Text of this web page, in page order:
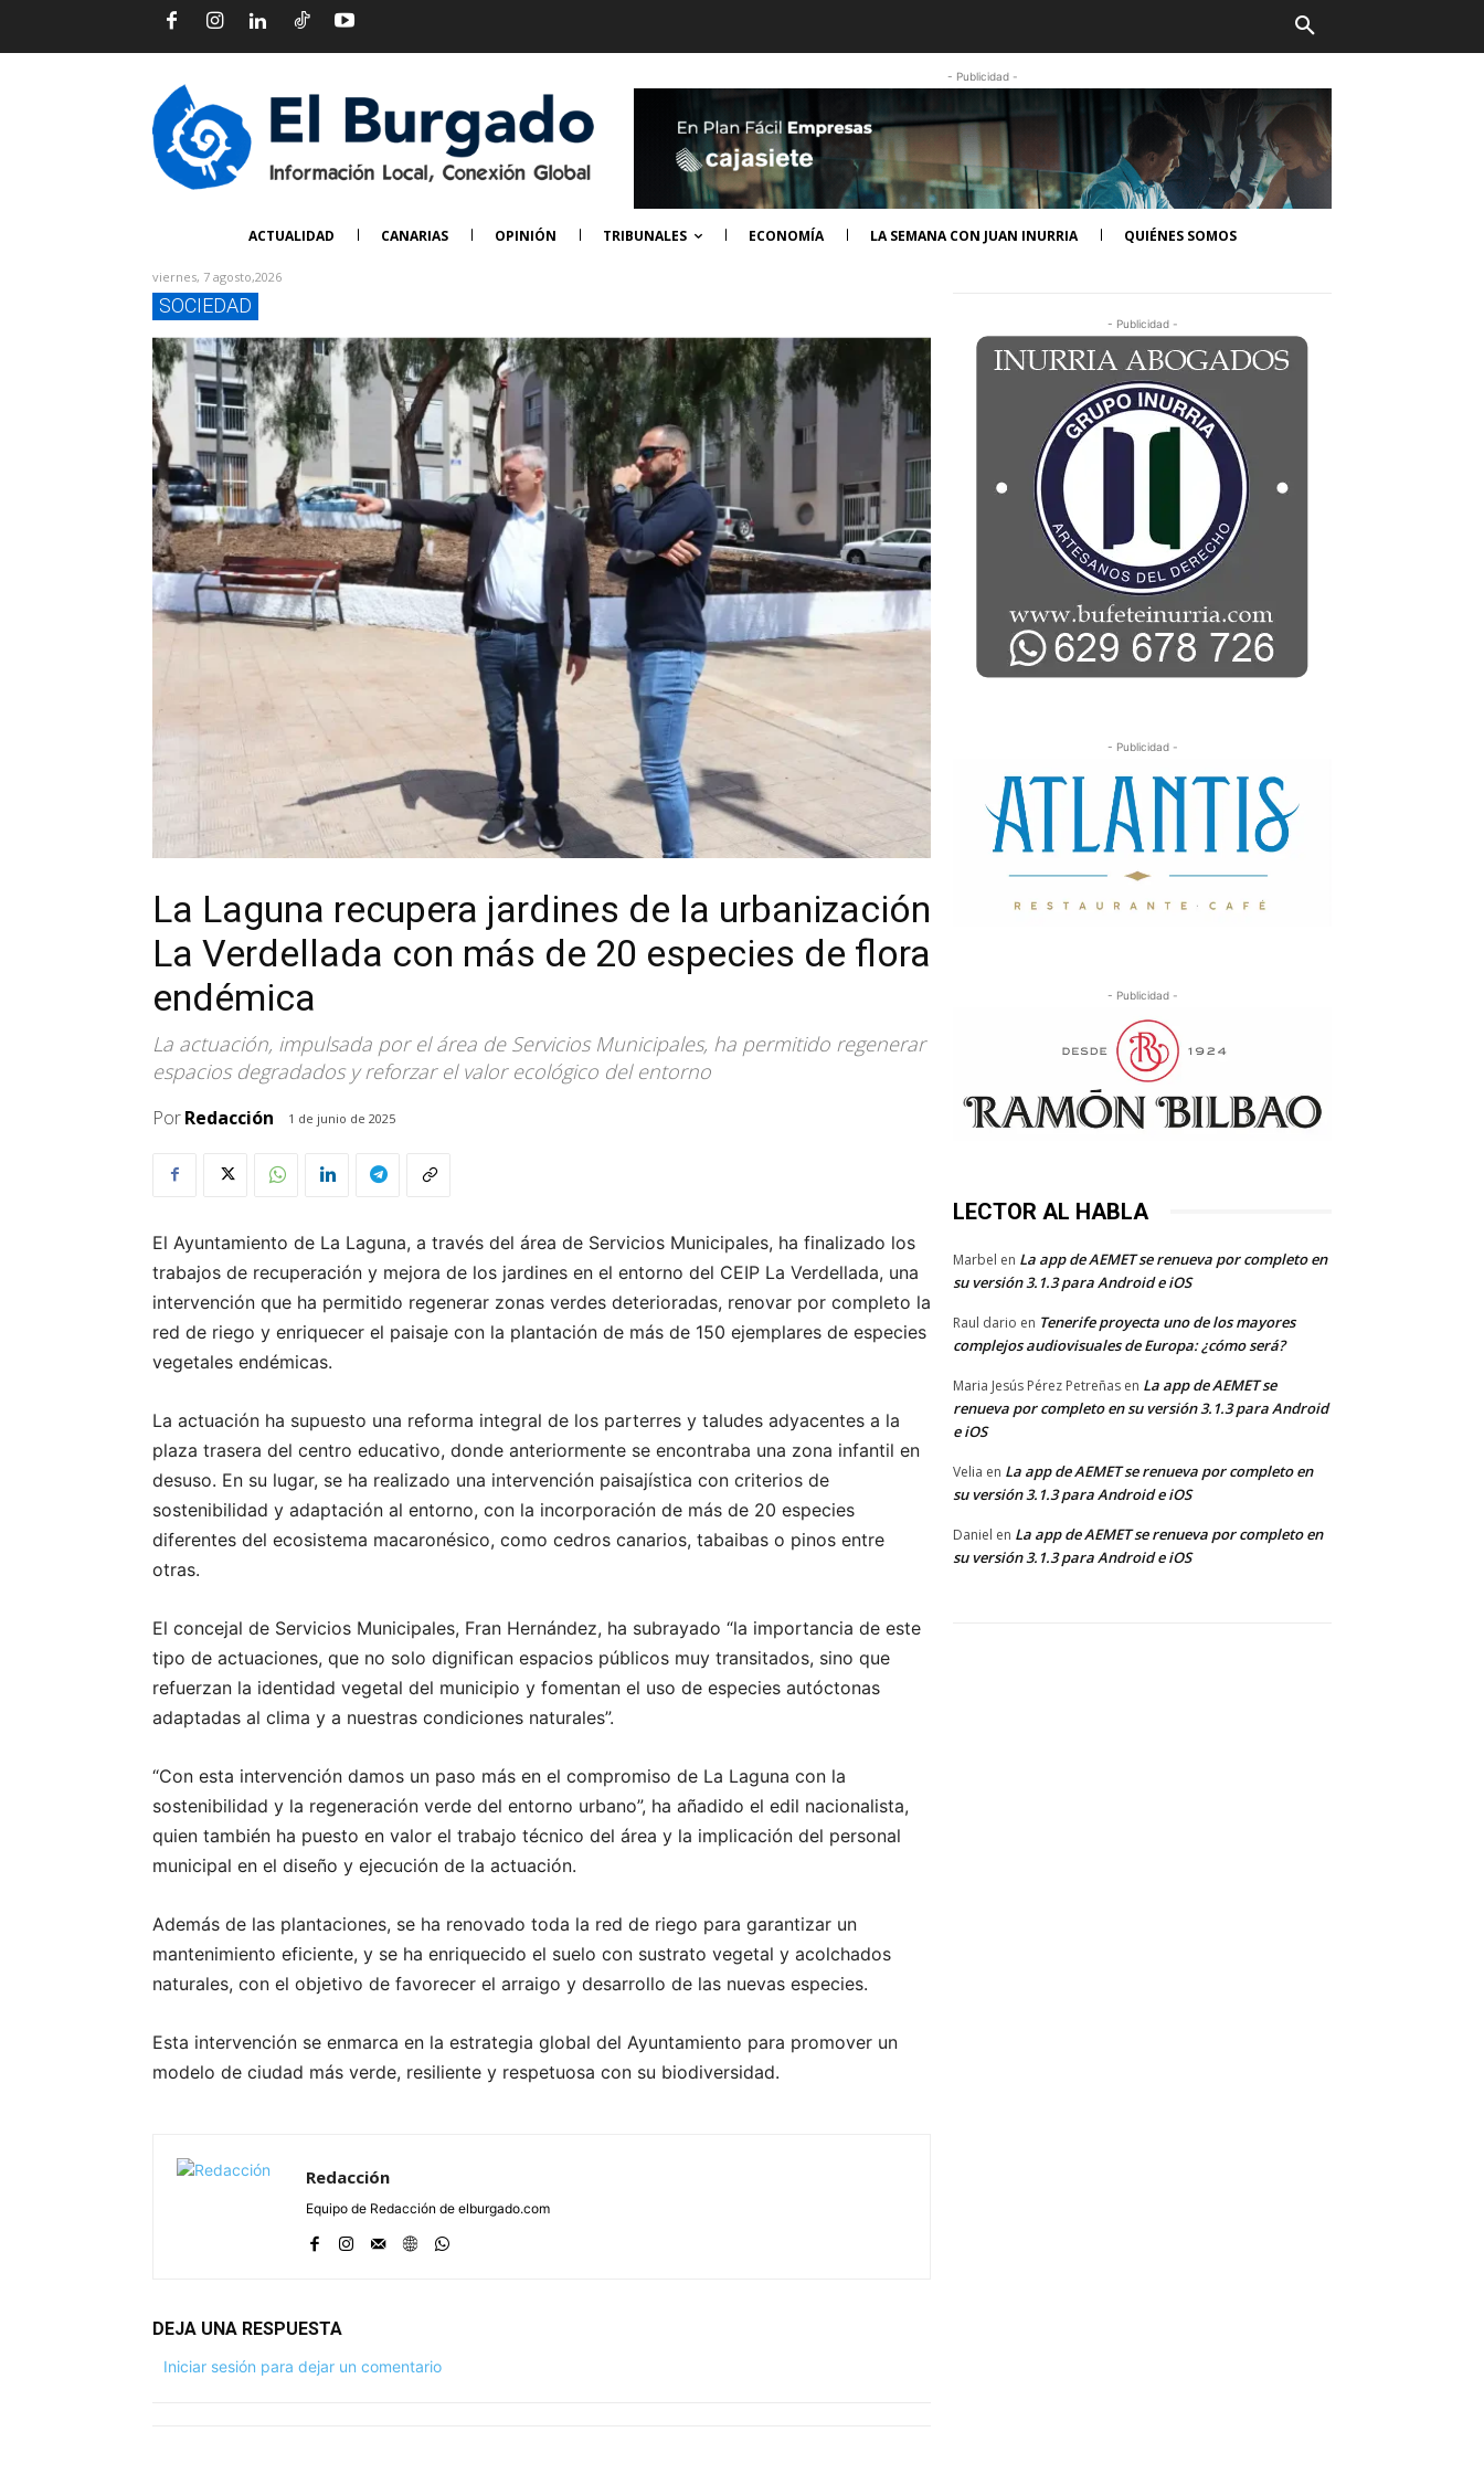
- Publicidad -
ACTUALIDAD CANARIAS OPINIÓN TRIBUNALES ECONOMÍA LA SEMANA CON JUAN INURRIA QUIÉNES SOMOS
viernes, 7 agosto,2026
SOCIEDAD
La Laguna recupera jardines de la urbanización
La Verdellada con más de 20 especies de flora
endémica
La actuación, impulsada por el área de Servicios Municipales, ha permitido regenerar
espacios degradados y reforzar el valor ecológico del entorno
PorRedacción 1 de junio de 2025
El Ayuntamiento de La Laguna, a través del área de Servicios Municipales, ha finalizado los
trabajos de recuperación y mejora de los jardines en el entorno del CEIP La Verdellada, una
intervención que ha permitido regenerar zonas verdes deterioradas, renovar por completo la
red de riego y enriquecer el paisaje con la plantación de más de 150 ejemplares de especies
vegetales endémicas.
La actuación ha supuesto una reforma integral de los parterres y taludes adyacentes a la
plaza trasera del centro educativo, donde anteriormente se encontraba una zona infantil en
desuso. En su lugar, se ha realizado una intervención paisajística con criterios de
sostenibilidad y adaptación al entorno, con la incorporación de más de 20 especies
diferentes del ecosistema macaronésico, como cedros canarios, tabaibas o pinos entre
otras.
El concejal de Servicios Municipales, Fran Hernández, ha subrayado “la importancia de este
tipo de actuaciones, que no solo dignifican espacios públicos muy transitados, sino que
refuerzan la identidad vegetal del municipio y fomentan el uso de especies autóctonas
adaptadas al clima y a nuestras condiciones naturales”.
“Con esta intervención damos un paso más en el compromiso de La Laguna con la
sostenibilidad y la regeneración verde del entorno urbano”, ha añadido el edil nacionalista,
quien también ha puesto en valor el trabajo técnico del área y la implicación del personal
municipal en el diseño y ejecución de la actuación.
Además de las plantaciones, se ha renovado toda la red de riego para garantizar un
mantenimiento eficiente, y se ha enriquecido el suelo con sustrato vegetal y acolchados
naturales, con el objetivo de favorecer el arraigo y desarrollo de las nuevas especies.
Esta intervención se enmarca en la estrategia global del Ayuntamiento para promover un
modelo de ciudad más verde, resiliente y respetuosa con su biodiversidad.
Redacción
Equipo de Redacción de elburgado.com
DEJA UNA RESPUESTA
Iniciar sesión para dejar un comentario
- Publicidad -
- Publicidad -
- Publicidad -
LECTOR AL HABLA
Marbel en La app de AEMET se renueva por completo en
su versión 3.1.3 para Android e iOS
Raul dario en Tenerife proyecta uno de los mayores
complejos audiovisuales de Europa: ¿cómo será?
Maria Jesús Pérez Petreñas en La app de AEMET se
renueva por completo en su versión 3.1.3 para Android
e iOS
Velia en La app de AEMET se renueva por completo en
su versión 3.1.3 para Android e iOS
Daniel en La app de AEMET se renueva por completo en
su versión 3.1.3 para Android e iOS